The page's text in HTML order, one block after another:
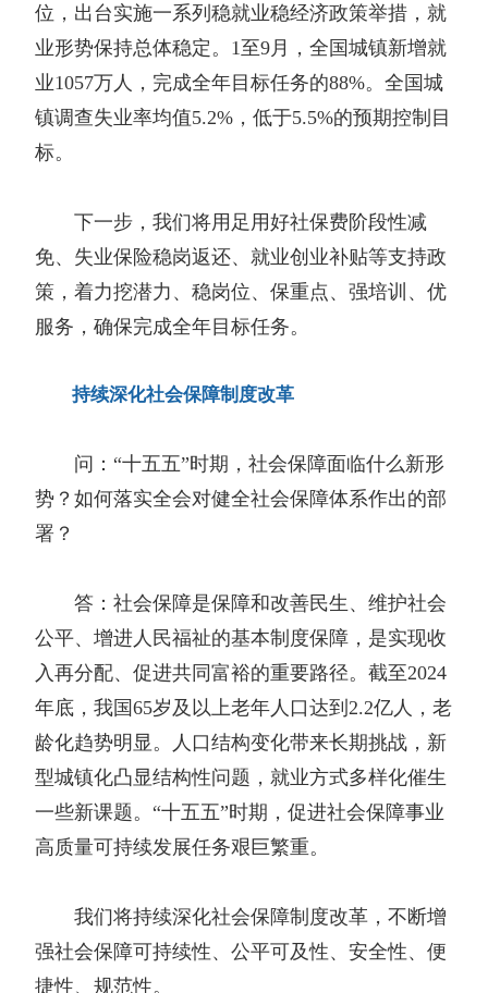
位，出台实施一系列稳就业稳经济政策举措，就
业形势保持总体稳定。1至9月，全国城镇新增就
业1057万人，完成全年目标任务的88%。全国城
镇调查失业率均值5.2%，低于5.5%的预期控制目
标。
下一步，我们将用足用好社保费阶段性减
免、失业保险稳岗返还、就业创业补贴等支持政
策，着力挖潜力、稳岗位、保重点、强培训、优
服务，确保完成全年目标任务。
持续深化社会保障制度改革
问：“十五五”时期，社会保障面临什么新形
势？如何落实全会对健全社会保障体系作出的部
署？
答：社会保障是保障和改善民生、维护社会
公平、增进人民福祉的基本制度保障，是实现收
入再分配、促进共同富裕的重要路径。截至2024
年底，我国65岁及以上老年人口达到2.2亿人，老
龄化趋势明显。人口结构变化带来长期挑战，新
型城镇化凸显结构性问题，就业方式多样化催生
一些新课题。“十五五”时期，促进社会保障事业
高质量可持续发展任务艰巨繁重。
我们将持续深化社会保障制度改革，不断增
强社会保障可持续性、公平可及性、安全性、便
捷性、规范性。